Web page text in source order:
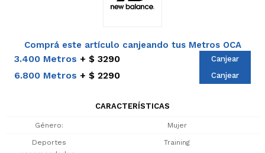
Comprá este artículo canjeando tus Metros OCA
3.400 Metros $ 3290 Canjear
6.800 Metros $ 2290 Canjear
CARACTERÍSTICAS
Género Mujer
Deportes
Training